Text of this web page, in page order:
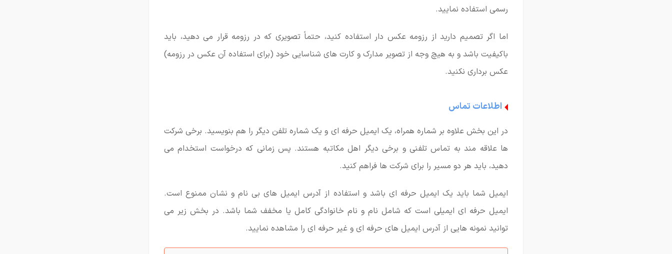
رسمی استفاده نمایید.
اما اگر تصمیم دارید از رزومه عکس دار استفاده کنید، حتماً تصویری که در رزومه قرار می دهید، باید
باکیفیت باشد و به هیچ وجه از تصویر مدارک و کارت های شناسایی خود (برای استفاده آن عکس در رزومه)
عکس برداری نکنید.
اطلاعات تماس
در این بخش علاوه بر شماره همراه، یک ایمیل حرفه ای و یک شماره تلفن دیگر را هم بنویسید. برخی شرکت
ها علاقه مند به تماس تلفنی و برخی دیگر اهل مکاتبه هستند. پس زمانی که درخواست استخدام می
دهید، باید هر دو مسیر را برای شرکت ها فراهم کنید.
ایمیل شما باید یک ایمیل حرفه ای باشد و استفاده از آدرس ایمیل های بی نام و نشان ممنوع است.
ایمیل حرفه ای ایمیلی است که شامل نام و نام خانوادگی کامل یا مخفف شما باشد. در بخش زیر می
توانید نمونه هایی از آدرس ایمیل های حرفه ای و غیر حرفه ای را مشاهده نمایید.